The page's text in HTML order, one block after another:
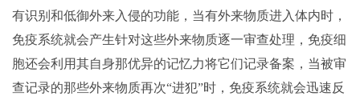
有识别和低御外来入侵的功能，当有外来物质进入体内时，
免疫系统就会产生针对这些外来物质逐一审查处理，免疫细
胞还会利用其自身那优异的记忆力将它们记录备案，当被审
查记录的那些外来物质再次“进犯”时，免疫系统就会迅速反